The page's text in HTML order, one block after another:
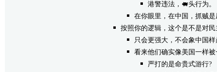
港警违法，🐖头行为。
在你眼里，在中国，抓贼是
按照你的逻辑，这个是不是对
只会更强大，不会象中国
看来他们确实像美国一样
严打的是命贵式游行?